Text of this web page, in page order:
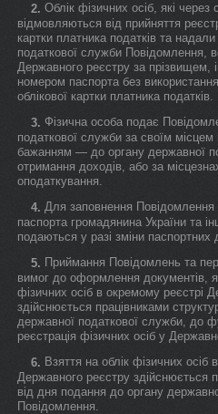
2. Облік фізичних осіб, які через
відмовляються від прийняття
картки платника податків та
податкової служби Повідомлення,
Державного реєстру за прізвищем,
номером паспорта без
облікової картки платника податків.
3. Фізична особа подає
податкової служби за своїм
бажанням — до органу державної
отримання доходів, або за
оподаткування.
4. Для заповнення Повідомлення
паспорта громадянина України та
подаються у разі зміни паспортних
5. Приймання Повідомлень та
вимог до оформлення документів,
фізичних осіб в окремому реєстрі
здійснюється працівниками
державної податкової служби, до
реєстрація фізичних осіб у
6. Взяття на облік фізичних осіб
Державного реєстру здійснюється
від дня подання до органу
Повідомлення.